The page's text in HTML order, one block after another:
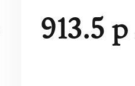
913.5 р